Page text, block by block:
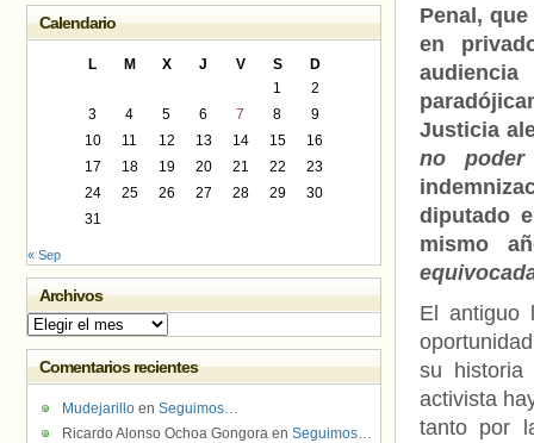
Penal,
en
Justicia
no poder
diputado
mismo
El antiguo
su historia
activista
tanto por
Calendario
L M X J V S
D
1
2
3
4 5 6 7 8
9
10
11 12 13 14 15
16
17
18 19 20 21 22
23
24
25 26 27 28 29
30
31
« Sep
Archivos
Archivos
Comentarios recientes
Mudejarillo en Seguimos…
Ricardo Alonso Ochoa Gongora en Seguimos…